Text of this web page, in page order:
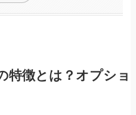
特徴とは？オプショ